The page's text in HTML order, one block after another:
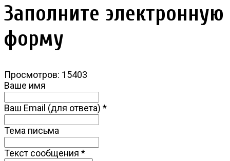
Заполните электронную
форму
Просмотров: 15403
Ваше имя
Ваш Email (для ответа) *
Тема письма
Текст сообщения *